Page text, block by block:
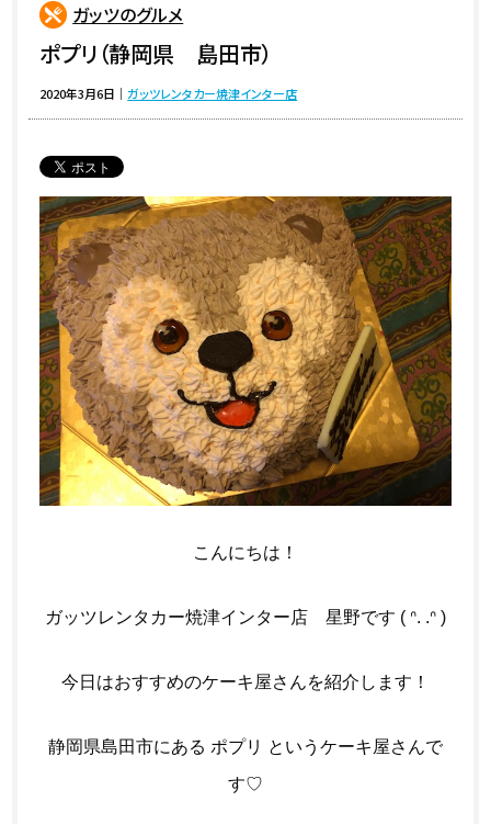
ガッツのグルメ
ポプリ（静岡県 島田市）
2020年3月6日 ｜ガッツレンタカー焼津インター店
こんにちは！
ガッツレンタカー焼津インター店 星野です ( ᐢ. .ᐢ )
今日はおすすめのケーキ屋さんを紹介します！
静岡県島田市にある ポプリ というケーキ屋さんで
す♡